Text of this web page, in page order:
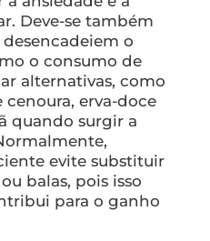
Deve-se também
o
o consumo de
alternativas, como
erva-doce
quando surgir a
evite substituir
balas, pois isso
para o ganho